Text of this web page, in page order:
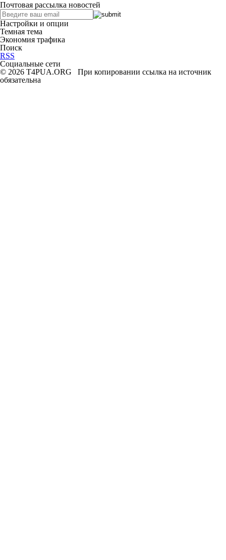
Почтовая рассылка новостей
Настройки и опции
Темная тема
Экономия трафика
Поиск
RSS
Социальные сети
© 2026 T4PUA.ORG При копировании ссылка на источник
обязательна